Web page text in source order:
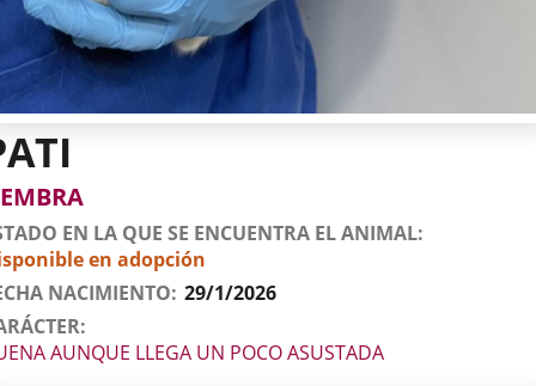
EN LA QUE SE ENCUENTRA EL ANIMAL
en adopción
NACIMIENTO 29/1/2026
AUNQUE LLEGA UN POCO ASUSTADA